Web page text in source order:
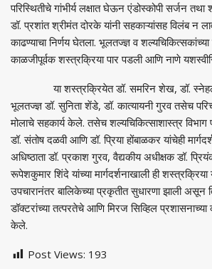
परिस्थितीचे गांभीर्य लक्षात घेऊन एंडोस्कोपी सर्जन
डॉ. प्रशांत श्रीमंत दोरके यांनी सहकाऱ्यांसह विलंब न
काढण्याचा निर्णय घेतला. भूलतज्ज्ञ व
काळजीपूर्वक शस्त्रक्रिया पार पडली आणि नाणे
या शस्त्रक्रियेत डॉ. समरिन शेख, डॉ. स्नेहल
भूलतज्ज्ञ डॉ. सुनिता शेंडे, डॉ. कात्यायनी गुरव तसेच
मोलाचे सहकार्य केले. तसेच शल्यचिकित्साशास्त्र
डॉ. संतोष दळवी आणि डॉ. प्रिया होंबाळकर यांचेही
अधिष्ठाता डॉ. प्रकाश गुरव, वैद्यकीय अधीक्षक डॉ.
रूपेशकुमार शिंदे यांच्या मार्गदर्शनाखाली ही शस्त्रक्रिया
उपचारानंतर बालिकेच्या प्रकृतीत सुधारणा झाली असून
डॉक्टरांच्या तत्परतेचे आणि मिरज सिव्हिल
केले.
Post Views: 193